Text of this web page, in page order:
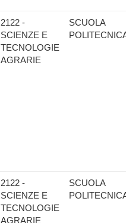
2122 -
SCIENZE E
TECNOLOGIE
AGRARIE
SCUOLA
2122 -
SCIENZE E
TECNOLOGIE
AGRARIE
SCUOLA